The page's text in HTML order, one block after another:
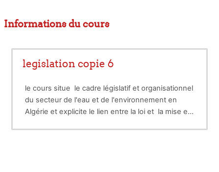
Informations du cours
legislation copie 6
le cours situe le cadre législatif et organisationnel
du secteur de l'eau et de l'environnement en
Algérie et explicite le lien entre la loi et la mise en